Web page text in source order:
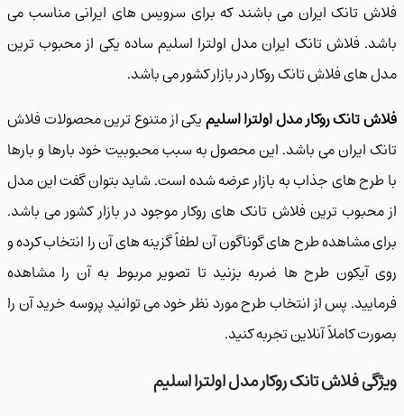
تانک ایران می باشند که برای سرویس های ایرانی مناسب می
فلاش تانک ایران مدل اولترا اسلیم ساده یکی از محبوب ترین
فلاش تانک روکار در بازار کشور می باشد.
تانک روکار مدل اولترا اسلیمیکی از متنوع ترین محصولات فلاش
ایران می باشد. این محصول به سبب محبوبیت خود بارها و بارها
های جذاب به بازار عرضه شده است. شاید بتوان گفت این مدل
ترین فلاش تانک های روکار موجود در بازار کشور می باشد.
مشاهده طرح های گوناگون آن لطفاً گزینه های آن را انتخاب کرده و
طرح ها ضربه بزنید تا تصویر مربوط به آن را مشاهده
پس از انتخاب طرح مورد نظر خود می توانید پروسه خرید آن را
کاملاً آنلاین تجربه کنید.
فلاش تانک روکار مدل اولترا اسلیم